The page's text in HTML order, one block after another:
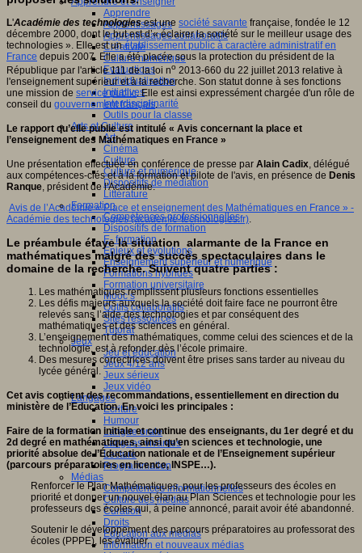
Apprendre
Apprentissages
Apprentissages collaboratifs
Créativité
Culture numérique
Evaluations
Individualisation
Initiatives
Interdisciplinarité
Outils pour la classe
Arts et Culture
Art
Cinéma
Culture
Culture et numérique
Dispositifs de médiation
Littérature
Formation
Compétences professionnelles
Dispositifs de formation
E- formation
Enjeux et évolutions
Enseignement supérieur et numérique
Formations hybrides
Formation universitaire
Mooc’s
Outils collaboratifs
Sites ressources
Tutorat
Jeux
Jeu et éducation
Jeux 4/12 ans
Jeux sérieux
Jeux vidéo
Langages
Ecriture
Humour
Langue orale
Langues vivantes
Lecture
Programmation
Médias
Compétences informationnelles
Culture des médias
Curation
Droits
Education aux médias
Information et nouveaux médias
L'Académie des technologiesest une société savante française, fondée le 12
décembre 2000, dont le but est d’« éclairer la société sur le meilleur usage des
technologies ». Elle est unétablissement public à caractère administratif en
France depuis 2007. Elle a été placée sous la protection du président de la
République par l'article 111 de la loi no 2013-660 du 22 juillet 2013 relative à
l'enseignement supérieur et à la recherche. Son statut donne à ses fonctions
une mission de service public. Elle est ainsi expressément chargée d'un rôle de
conseil du gouvernement français.
Le rapport qu’elle publie est intitulé « Avis concernant la place et
l’enseignement des Mathématiques en France »
Une présentation effectuée en conférence de presse par Alain Cadix, délégué
aux compétences-clés et à la formation et pilote de l'avis, en présence de Denis
Ranque, président de l'Académie.
Avis de l’Académie « Place et enseignement des Mathématiques en France » -
Académie des technologies (academie-technologies.fr).
Le préambule étaye la situation alarmante de la France en
mathématiques malgré des succès spectaculaires dans le
domaine de la recherche. Suivent quatre parties :
Les mathématiques remplissent plusieurs fonctions essentielles
Les défis majeurs auxquels la société doit faire face ne pourront être
relevés sans l’aide des technologies et par conséquent des
mathématiques et des sciences en général.
L’enseignement des mathématiques, comme celui des sciences et de la
technologie, est à refonder dès l’école primaire.
Des mesures correctrices doivent être prises sans tarder au niveau du
lycée général.
Cet avis contient des recommandations, essentiellement en direction du
ministère de l’Education. En voici les principales :
Faire de la formation initiale et continue des enseignants, du 1er degré et du
2d degré en mathématiques, ainsi qu’en sciences et technologie, une
priorité absolue de l’Éducation nationale et de l’Enseignement supérieur
(parcours préparatoires en licence, INSPE…).
Renforcer le Plan Mathématiques, pour les professeurs des écoles en
priorité et donner un nouvel élan au Plan Sciences et technologie pour les
professeurs des écoles qui, à peine annoncé, parait avoir été abandonné.
Soutenir le développement des parcours préparatoires au professorat des
écoles (PPPE), les évaluer.